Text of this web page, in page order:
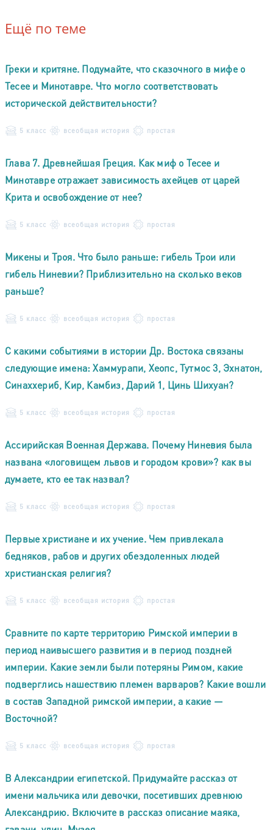
Ещё по теме
Греки и критяне. Подумайте, что сказочного в мифе о
Тесее и Минотавре. Что могло соответствовать
исторической действительности?
5 класс всеобщая история простая
Глава 7. Древнейшая Греция. Как миф о Тесее и
Минотавре отражает зависимость ахейцев от царей
Крита и освобождение от нее?
5 класс всеобщая история простая
Микены и Троя. Что было раньше: гибель Трои или
гибель Ниневии? Приблизительно на сколько веков
раньше?
5 класс всеобщая история простая
С какими событиями в истории Др. Востока связаны
следующие имена: Хаммурапи, Хеопс, Тутмос 3, Эхнатон,
Синаххериб, Кир, Камбиз, Дарий 1, Цинь Шихуан?
5 класс всеобщая история простая
Ассирийская Военная Держава. Почему Ниневия была
названа «логовищем львов и городом крови»? как вы
думаете, кто ее так назвал?
5 класс всеобщая история простая
Первые христиане и их учение. Чем привлекала
бедняков, рабов и других обездоленных людей
христианская религия?
5 класс всеобщая история простая
Сравните по карте территорию Римской империи в
период наивысшего развития и в период поздней
империи. Какие земли были потеряны Римом, какие
подверглись нашествию племен варваров? Какие вошли
в состав Западной римской империи, а какие —
Восточной?
5 класс всеобщая история простая
В Александрии египетской. Придумайте рассказ от
имени мальчика или девочки, посетивших древнюю
Александрию. Включите в рассказ описание маяка,